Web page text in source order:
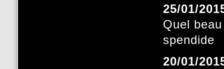
25/01/
Quel
spendide
20/01/